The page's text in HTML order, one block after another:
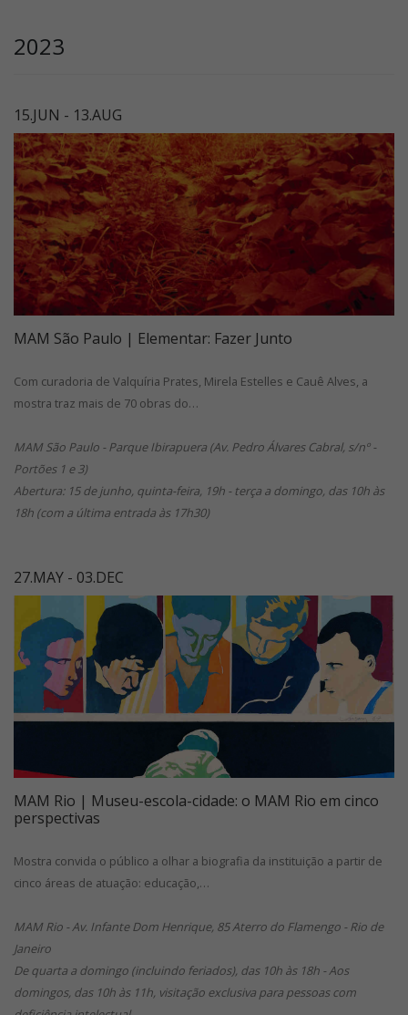
2023
15.JUN - 13.AUG
MAM São Paulo | Elementar: Fazer Junto
Com curadoria de Valquíria Prates, Mirela Estelles e Cauê Alves, a
mostra traz mais de 70 obras do…
MAM São Paulo - Parque Ibirapuera (Av. Pedro Álvares Cabral, s/nº -
Portões 1 e 3)
Abertura: 15 de junho, quinta-feira, 19h - terça a domingo, das 10h às
18h (com a última entrada às 17h30)
27.MAY - 03.DEC
MAM Rio | Museu-escola-cidade: o MAM Rio em cinco
perspectivas
Mostra convida o público a olhar a biografia da instituição a partir de
cinco áreas de atuação: educação,…
MAM Rio - Av. Infante Dom Henrique, 85 Aterro do Flamengo - Rio de
Janeiro
De quarta a domingo (incluindo feriados), das 10h às 18h - Aos
domingos, das 10h às 11h, visitação exclusiva para pessoas com